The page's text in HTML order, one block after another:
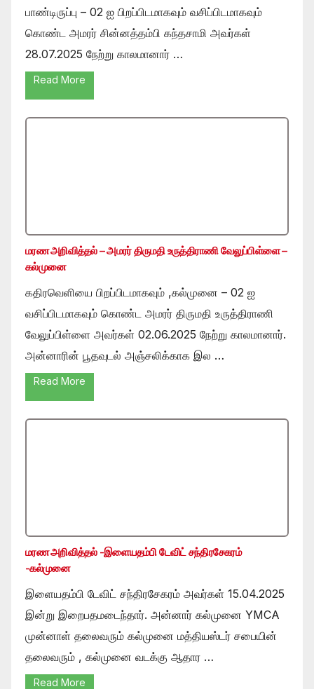
பாண்டிருப்பு – 02 ஐ பிறப்பிடமாகவும் வசிப்பிடமாகவும்
கொண்ட அமரர் சின்னத்தம்பி கந்தசாமி அவர்கள்
28.07.2025 நேற்று காலமானார் …
Read More
மரண அறிவித்தல் – அமரர் திருமதி உருத்திராணி வேலுப்பிள்ளை –
கல்முனை
கதிரவெளியை பிறப்பிடமாகவும் ,கல்முனை – 02 ஐ
வசிப்பிடமாகவும் கொண்ட அமரர் திருமதி உருத்திராணி
வேலுப்பிள்ளை அவர்கள் 02.06.2025 நேற்று காலமானார்.
அன்னாரின் பூதவுடல் அஞ்சலிக்காக இல …
Read More
மரண அறிவித்தல் -இளையதம்பி டேவிட் சந்திரசேகரம்
-கல்முனை
இளையதம்பி டேவிட் சந்திரசேகரம் அவர்கள் 15.04.2025
இன்று இறைபதமடைந்தார். அன்னார் கல்முனை YMCA
முன்னாள் தலைவரும் கல்முனை மத்தியஸ்டர் சபையின்
தலைவரும் , கல்முனை வடக்கு ஆதார …
Read More